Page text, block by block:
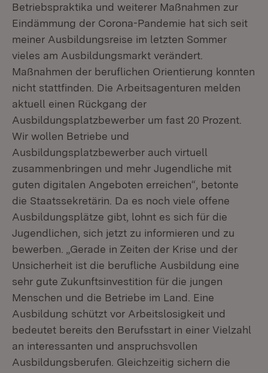
Betriebspraktika und weiterer Maßnahmen zur
Eindämmung der Corona-Pandemie hat sich seit
meiner Ausbildungsreise im letzten Sommer
vieles am Ausbildungsmarkt verändert.
Maßnahmen der beruflichen Orientierung konnten
nicht stattfinden. Die Arbeitsagenturen melden
aktuell einen Rückgang der
Ausbildungsplatzbewerber um fast 20 Prozent.
Wir wollen Betriebe und
Ausbildungsplatzbewerber auch virtuell
zusammenbringen und mehr Jugendliche mit
guten digitalen Angeboten erreichen“, betonte
die Staatssekretärin. Da es noch viele offene
Ausbildungsplätze gibt, lohnt es sich für die
Jugendlichen, sich jetzt zu informieren und zu
bewerben. „Gerade in Zeiten der Krise und der
Unsicherheit ist die berufliche Ausbildung eine
sehr gute Zukunftsinvestition für die jungen
Menschen und die Betriebe im Land. Eine
Ausbildung schützt vor Arbeitslosigkeit und
bedeutet bereits den Berufsstart in einer Vielzahl
an interessanten und anspruchsvollen
Ausbildungsberufen. Gleichzeitig sichern die